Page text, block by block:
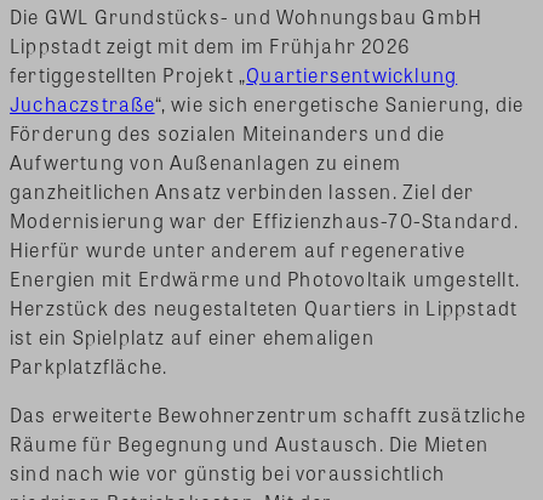
Die GWL Grundstücks- und Wohnungsbau GmbH
Lippstadt zeigt mit dem im Frühjahr 2026
fertiggestellten Projekt „Quartiersentwicklung
Juchaczstraße“, wie sich energetische Sanierung, die
Förderung des sozialen Miteinanders und die
Aufwertung von Außenanlagen zu einem
ganzheitlichen Ansatz verbinden lassen. Ziel der
Modernisierung war der Effizienzhaus-70-Standard.
Hierfür wurde unter anderem auf regenerative
Energien mit Erdwärme und Photovoltaik umgestellt.
Herzstück des neugestalteten Quartiers in Lippstadt
ist ein Spielplatz auf einer ehemaligen
Parkplatzfläche.
Das erweiterte Bewohnerzentrum schafft zusätzliche
Räume für Begegnung und Austausch. Die Mieten
sind nach wie vor günstig bei voraussichtlich